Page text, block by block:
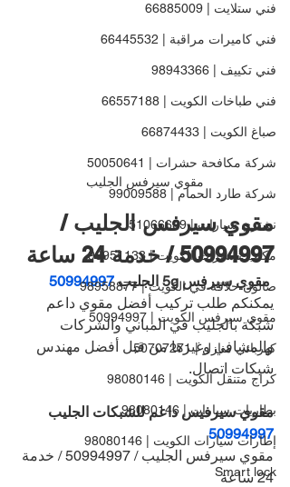
فني ستلايت | 66885009
فني كاميرات مراقبة | 66445532
فني تكييف | 98943366
فني طباخات الكويت | 66557188
صباغ الكويت | 66874433
شركة مكافحة حشرات | 50050641
شركة طارد الحمام | 99009588
نشتري سيارات | 51066699
مكتب تأشيرات الكويت | 98951133
صالون حلاقة في الكويت | 98958877
مقوي سيرفس الكويت | 50994997
كهربائي منازل | 50707271
كراج متنقل الكويت | 98080146
بطاريات سيارات | 98080146
إطارات سيارات الكويت | 98080146
Smart lock
مقوي سيرفس الجليب
مقوي سيرفس الجليب /
50994997 / خدمة 24 ساعة
مقوي سيرفس 5g الجليب
50994997
يمكنكم طلب تركيب أفضل مقوي داعم
شبكة بالجليب في المباني والشركات
والمشافي وغيرها من قبل أفضل مهندس
شبكات اتصال.
مقوي سيرفيس داعم للشبكات الجليب
50994997
مقوي سيرفس الجليب / 50994997 / خدمة
24 ساعة